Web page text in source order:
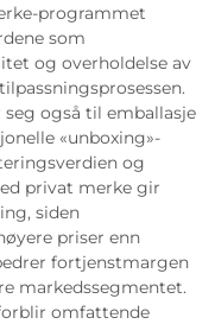
programmet
som
og overholdelse av
også til emballasje
«unboxing»-
og
privat merke gir
siden
priser enn
fortjenstmargen
markedssegmentet.
omfattende